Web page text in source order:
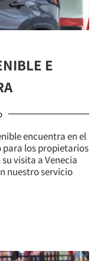
E
encuentra en el
para los propietarios
visita a Venecia
nuestro servicio